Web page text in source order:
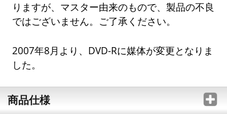
りますが、マスター由来のもので、製品の不良
ではございません。ご了承ください。
2007年8月より、DVD-Rに媒体が変更となりま
した。
商品仕様